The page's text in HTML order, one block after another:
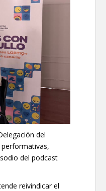
del
del podcast
reivindicar el